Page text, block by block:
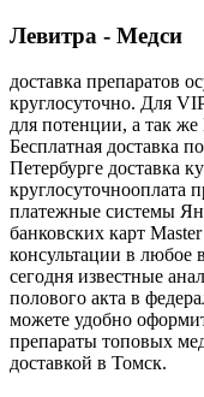
Левитра - Медси
доставка препаратов
круглосуточно. Для
для потенции, а так же
Бесплатная доставка
Петербурге доставка
круглосуточнооплата
платежные системы
банковских карт
консультации в любое
сегодня известные
полового акта в
можете удобно
препараты топовых
доставкой в Томск.